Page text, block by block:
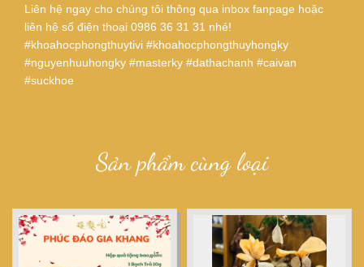
Liên hệ ngay cho chúng tôi thông qua inbox fanpage hoặc
liên hệ số điện thoại 0986 36 31 31 nhé!
#khoahocphongthuytivi #khoahocphongthuyhongky
#nguyenhuuhongky #masterky #dathachanh #caivan
#suckhoe
Sản phẩm cùng loại